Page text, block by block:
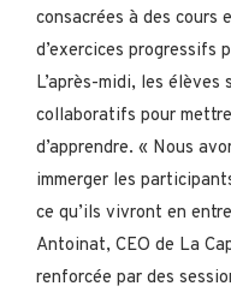
consacrées à des cours
d’exercices progressifs
L’après-midi, les
collaboratifs pour
d’apprendre. « Nous
immerger les
ce qu’ils vivront en
Antoinat, CEO de La
renforcée par des